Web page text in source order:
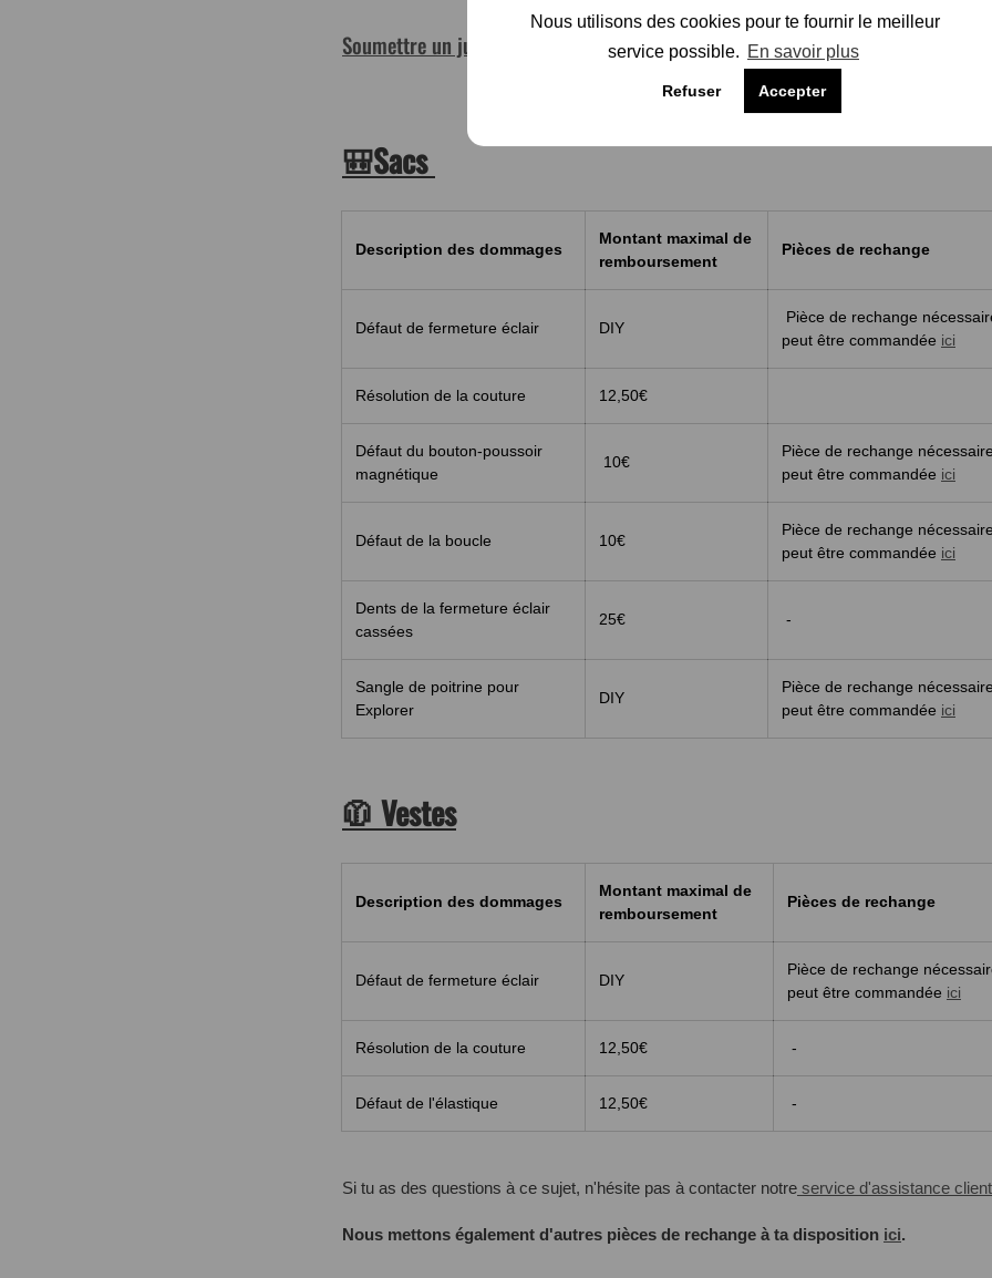
Soumettre un justificatif
🎒Sacs
Description des dommages
Montant maximal de
remboursement
Pièces de rechange
Défaut de fermeture éclair DIY
Pièce de rechange
peut être commandée ici
Résolution de la couture 12,50€
Défaut du bouton-poussoir
magnétique
10€
Pièce de rechange
peut être commandée ici
Défaut de la boucle 10€
Pièce de rechange
peut être commandée ici
Dents de la fermeture éclair
cassées
25€ -
Sangle de poitrine pour
Explorer
DIY
Pièce de rechange
peut être commandée ici
🧥 Vestes
Description des dommages
Montant maximal de
remboursement
Pièces de rechange
Défaut de fermeture éclair DIY
Pièce de rechange
peut être commandée ici
Résolution de la couture 12,50€ -
Défaut de l'élastique 12,50€ -
Si tu as des questions à ce sujet, n'hésite pas à contacter notre service d'assistance
Nous mettons également d'autres pièces de rechange à ta disposition ici.
Nous utilisons des cookies pour te fournir le meilleur
service possible. En savoir plus
Refuser Accepter